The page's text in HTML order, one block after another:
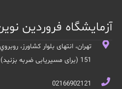
آزمایشگاه فروردین
تهران، انتهای بلوار کشاورز،
151 (برای مسیریابی ضربه بزنید)
02166902121